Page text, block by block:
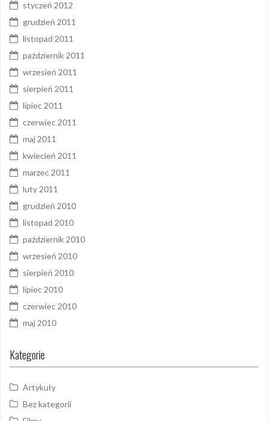
styczeń 2012
grudzień 2011
listopad 2011
październik 2011
wrzesień 2011
sierpień 2011
lipiec 2011
czerwiec 2011
maj 2011
kwiecień 2011
marzec 2011
luty 2011
grudzień 2010
listopad 2010
październik 2010
wrzesień 2010
sierpień 2010
lipiec 2010
czerwiec 2010
maj 2010
Kategorie
Artykuły
Bez kategorii